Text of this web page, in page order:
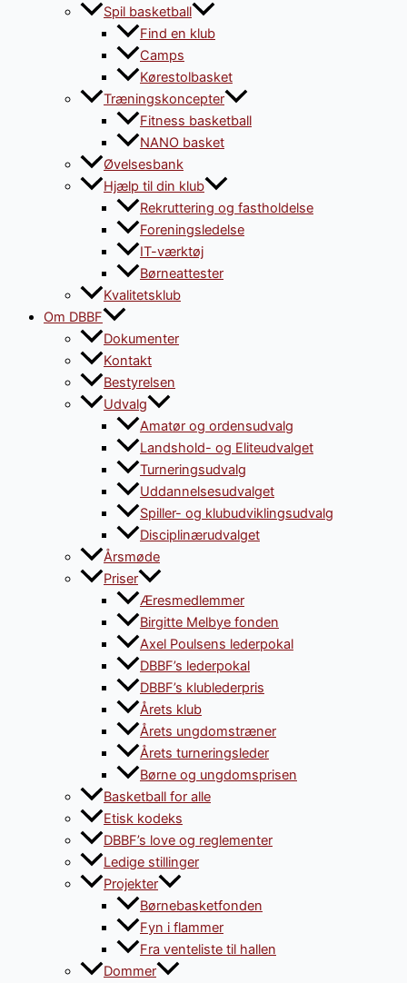
Spil basketball
Find en klub
Camps
Kørestolbasket
Træningskoncepter
Fitness basketball
NANO basket
Øvelsesbank
Hjælp til din klub
Rekruttering og fastholdelse
Foreningsledelse
IT-værktøj
Børneattester
Kvalitetsklub
Om DBBF
Dokumenter
Kontakt
Bestyrelsen
Udvalg
Amatør og ordensudvalg
Landshold- og Eliteudvalget
Turneringsudvalg
Uddannelsesudvalget
Spiller- og klubudviklingsudvalg
Disciplinærudvalget
Årsmøde
Priser
Æresmedlemmer
Birgitte Melbye fonden
Axel Poulsens lederpokal
DBBF’s lederpokal
DBBF’s klublederpris
Årets klub
Årets ungdomstræner
Årets turneringsleder
Børne og ungdomsprisen
Basketball for alle
Etisk kodeks
DBBF’s love og reglementer
Ledige stillinger
Projekter
Børnebasketfonden
Fyn i flammer
Fra venteliste til hallen
Dommer